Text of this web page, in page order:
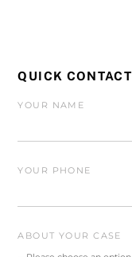
QUICK CONTACT
YOUR NAME
YOUR PHONE
ABOUT YOUR CASE